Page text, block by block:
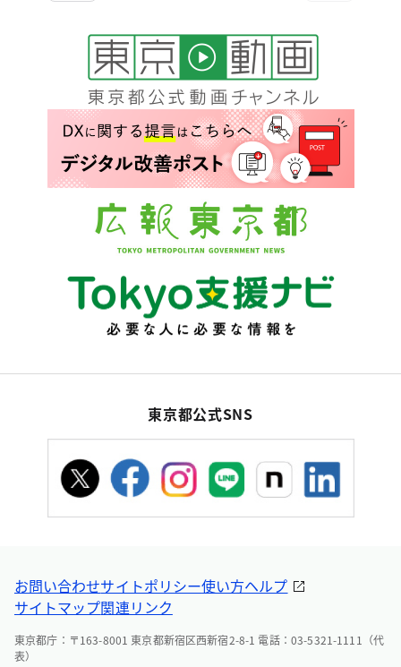
東京都公式SNS
お問い合わせサイトポリシー使い方ヘルプ
サイトマップ関連リンク
東京都庁：〒163-8001 東京都新宿区西新宿2-8-1 電話：03-5321-1111（代
表）